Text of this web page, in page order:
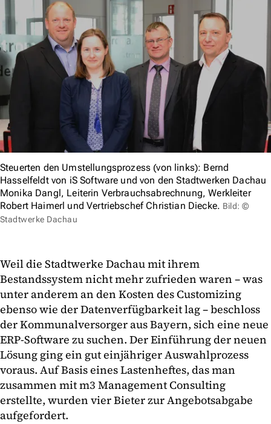
Steuerten den Umstellungsprozess (von links): Bernd
Hasselfeldt von iS Software und von den Stadtwerken Dachau
Monika Dangl, Leiterin Verbrauchsabrechnung, Werkleiter
Robert Haimerl und Vertriebschef Christian Diecke. Bild: ©
Stadtwerke Dachau
Weil die Stadtwerke Dachau mit ihrem
Bestandssystem nicht mehr zufrieden waren – was
unter anderem an den Kosten des Customizing
ebenso wie der Datenverfügbarkeit lag – beschloss
der Kommunalversorger aus Bayern, sich eine neue
ERP-Software zu suchen. Der Einführung der neuen
Lösung ging ein gut einjähriger Auswahlprozess
voraus. Auf Basis eines Lastenheftes, das man
zusammen mit m3 Management Consulting
erstellte, wurden vier Bieter zur Angebotsabgabe
aufgefordert.